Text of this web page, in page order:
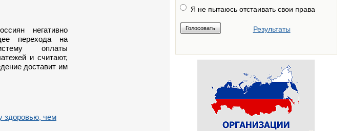
негативно
перехода на
оплаты
и считают,
доставит им
здоровью, чем
Я не пытаюсь отстаивать свои права
Результаты